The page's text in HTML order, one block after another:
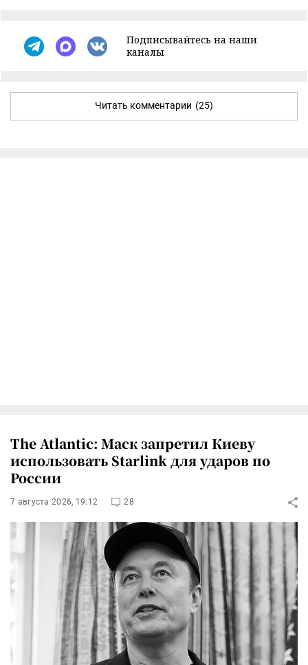
Подписывайтесь на наши
каналы
Читать комментарии (25)
The Atlantic: Маск запретил Киеву
использовать Starlink для ударов по
России
7 августа 2026, 19:12 28